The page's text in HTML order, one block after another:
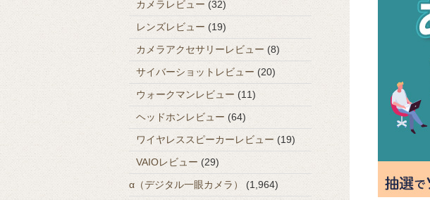
カメラレビュー (32)
レンズレビュー (19)
カメラアクセサリーレビュー (8)
サイバーショットレビュー (20)
ウォークマンレビュー (11)
ヘッドホンレビュー (64)
ワイヤレススピーカーレビュー (19)
VAIOレビュー (29)
α（デジタル一眼カメラ）
(1,964)